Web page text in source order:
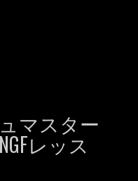
マスター
レッス